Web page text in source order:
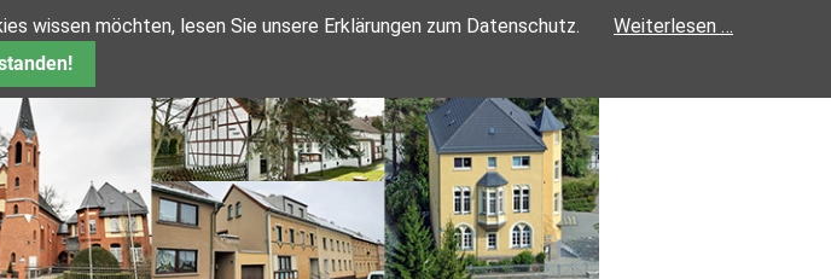
wissen möchten, lesen Sie unsere Erklärungen zum Datenschutz.
Weiterlesen …